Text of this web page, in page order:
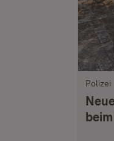
Polizei